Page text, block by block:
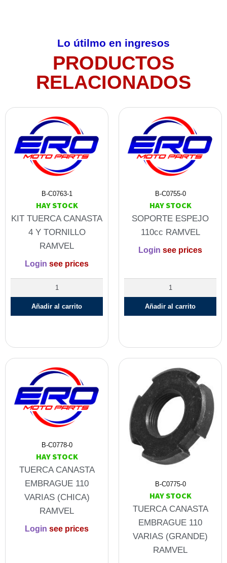
Lo útilmo en ingresos
PRODUCTOS
RELACIONADOS
B-C0763-1
HAY STOCK
KIT TUERCA CANASTA
4 Y TORNILLO
RAMVEL
Login see prices
Añadir al carrito
B-C0755-0
HAY STOCK
SOPORTE ESPEJO
110cc RAMVEL
Login see prices
Añadir al carrito
B-C0778-0
HAY STOCK
TUERCA CANASTA
EMBRAGUE 110
VARIAS (CHICA)
RAMVEL
Login see prices
B-C0775-0
HAY STOCK
TUERCA CANASTA
EMBRAGUE 110
VARIAS (GRANDE)
RAMVEL